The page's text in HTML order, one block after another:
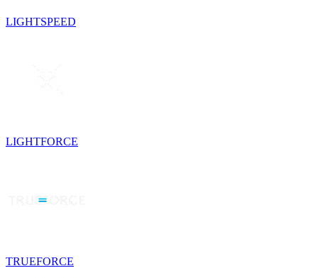
LIGHTSPEED
LIGHTFORCE
TRUEFORCE